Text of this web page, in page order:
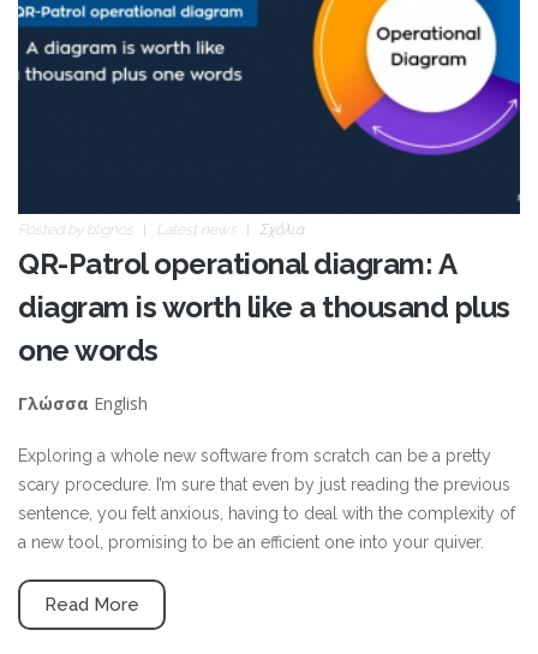
Posted by blignos Latest news Σχόλια
QR-Patrol operational diagram: A
diagram is worth like a thousand plus
one words
Γλώσσα English
Exploring a whole new software from scratch can be a pretty
scary procedure. I’m sure that even by just reading the previous
sentence, you felt anxious, having to deal with the complexity of
a new tool, promising to be an efficient one into your quiver.
Read More